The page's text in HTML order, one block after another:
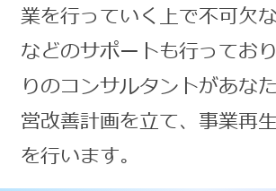
業を行っていく上で不可欠
などのサポートも行ってお
りのコンサルタントがあな
営改善計画を立て、事業再
を行います。